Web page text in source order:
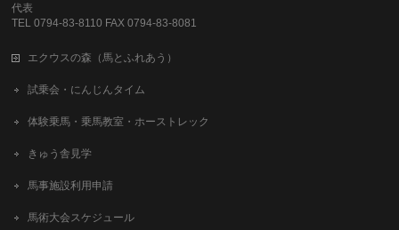
代表
TEL 0794-83-8110 FAX 0794-83-8081
エクウスの森（馬とふれあう）
試乗会・にんじんタイム
体験乗馬・乗馬教室・ホーストレック
きゅう舎見学
馬事施設利用申請
馬術大会スケジュール